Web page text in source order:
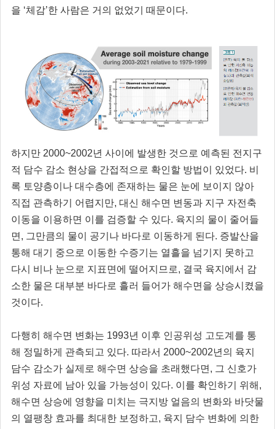
을 ‘체감’한 사람은 거의 없었기 때문이다.
하지만 2000~2002년 사이에 발생한 것으로 예측된 전지구
적 담수 감소 현상을 간접적으로 확인할 방법이 있었다. 비
록 토양층이나 대수층에 존재하는 물은 눈에 보이지 않아
직접 관측하기 어렵지만, 대신 해수면 변동과 지구 자전축
이동을 이용하면 이를 검증할 수 있다. 육지의 물이 줄어들
면, 그만큼의 물이 공기나 바다로 이동하게 된다. 증발산을
통해 대기 중으로 이동한 수증기는 열흘을 넘기지 못하고
다시 비나 눈으로 지표면에 떨어지므로, 결국 육지에서 감
소한 물은 대부분 바다로 흘러 들어가 해수면을 상승시켰을
것이다.
다행히 해수면 변화는 1993년 이후 인공위성 고도계를 통
해 정밀하게 관측되고 있다. 따라서 2000~2002년의 육지
담수 감소가 실제로 해수면 상승을 초래했다면, 그 신호가
위성 자료에 남아 있을 가능성이 있다. 이를 확인하기 위해,
해수면 상승에 영향을 미치는 극지방 얼음의 변화와 바닷물
의 열팽창 효과를 최대한 보정하고, 육지 담수 변화에 의한